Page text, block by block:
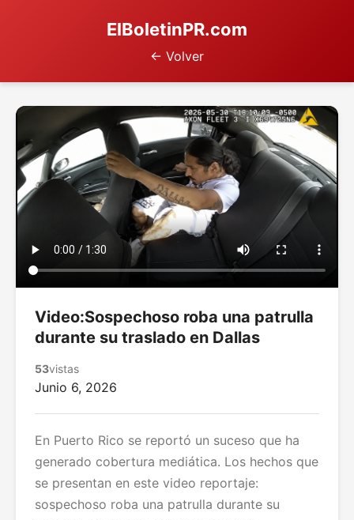
ElBoletinPR.com
← Volver
Video:Sospechoso roba una patrulla
durante su traslado en Dallas
53vistas
Junio 6, 2026
En Puerto Rico se reportó un suceso que ha
generado cobertura mediática. Los hechos que
se presentan en este video reportaje:
sospechoso roba una patrulla durante su